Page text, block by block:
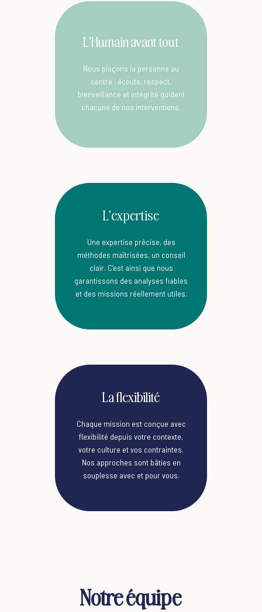
L'Humain avant tout
Nous plaçons la personne au
centre : écoute, respect,
bienveillance et intégrité guident
chacune de nos interventions.
L'expertise
Une expertise précise, des
méthodes maîtrisées, un conseil
clair. C’est ainsi que nous
garantissons des analyses fiables
et des missions réellement utiles.
La flexibilité
Chaque mission est conçue avec
flexibilité depuis votre contexte,
votre culture et vos contraintes.
Nos approches sont bâties en
souplesse avec et pour vous.
Notre équipe